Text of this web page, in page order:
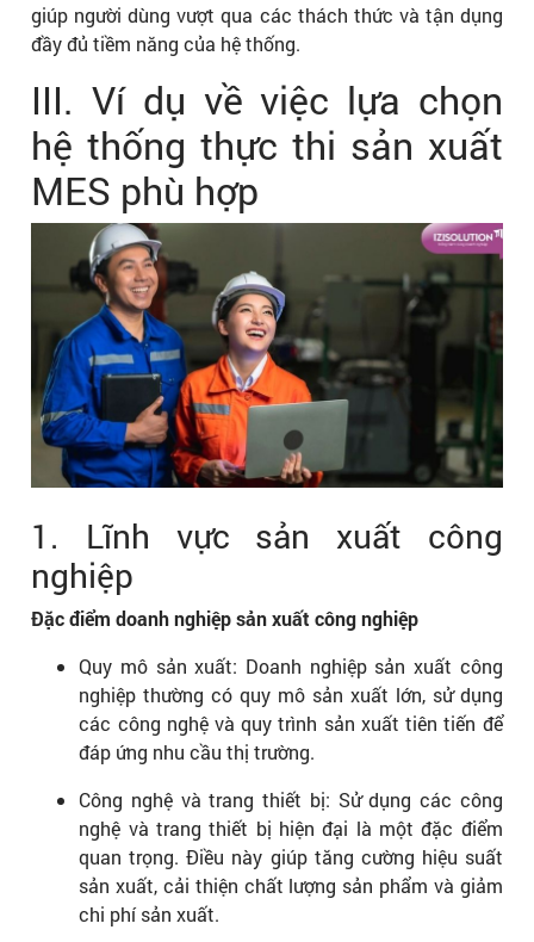
giúp người dùng vượt qua các thách thức và tận dụng
đầy đủ tiềm năng của hệ thống.
III. Ví dụ về việc lựa chọn
hệ thống thực thi sản xuất
MES phù hợp
1. Lĩnh vực sản xuất công
nghiệp
Đặc điểm doanh nghiệp sản xuất công nghiệp
Quy mô sản xuất: Doanh nghiệp sản xuất công
nghiệp thường có quy mô sản xuất lớn, sử dụng
các công nghệ và quy trình sản xuất tiên tiến để
đáp ứng nhu cầu thị trường.
Công nghệ và trang thiết bị: Sử dụng các công
nghệ và trang thiết bị hiện đại là một đặc điểm
quan trọng. Điều này giúp tăng cường hiệu suất
sản xuất, cải thiện chất lượng sản phẩm và giảm
chi phí sản xuất.